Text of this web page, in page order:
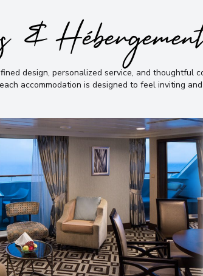
&
design, personalized service, and thoughtful
accommodation is designed to feel inviting